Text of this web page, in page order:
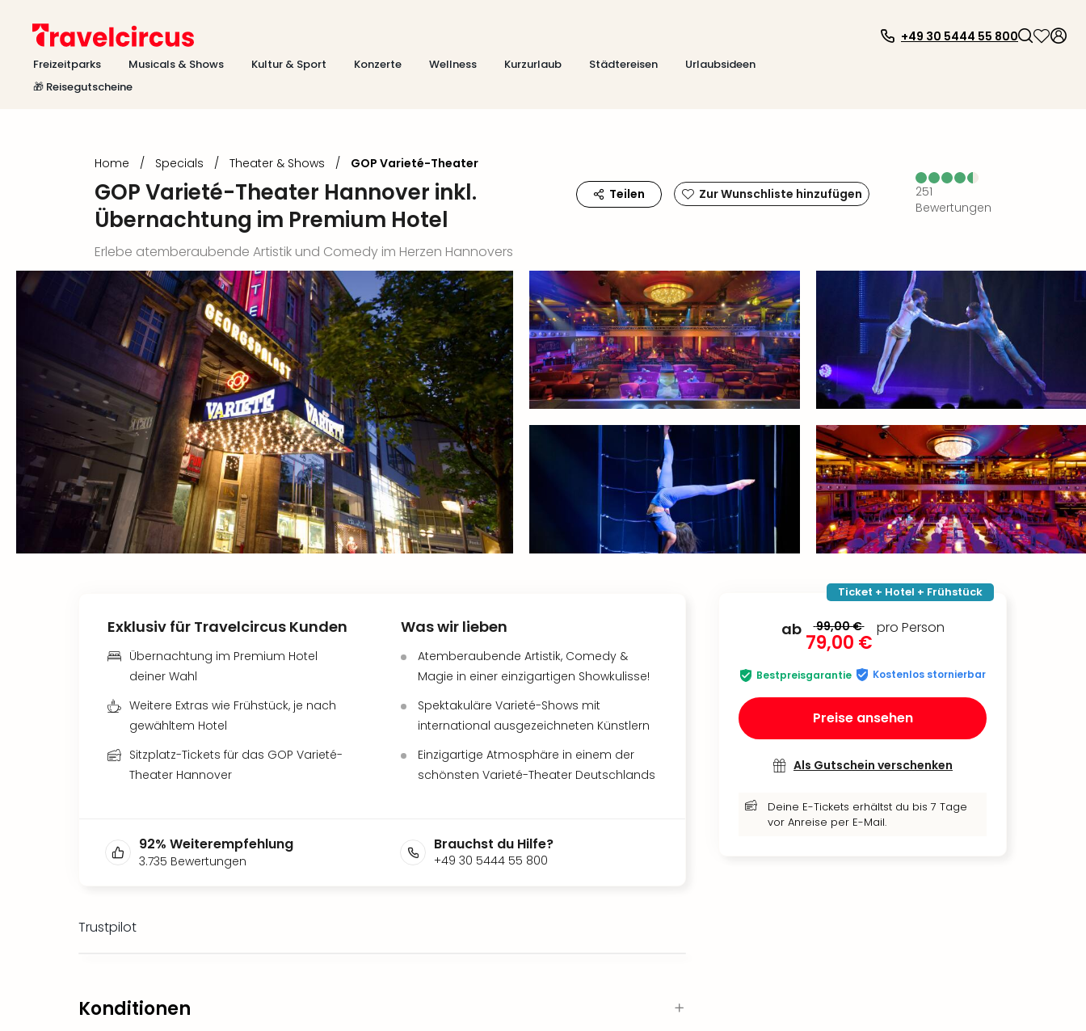
Freizeitparks Musicals & Shows Kultur & Sport Konzerte Wellness Kurzurlaub Städtereisen
Urlaubsideen
🎁 Reisegutscheine
+49 30 5444 55 800
Home / Specials / Theater & Shows / GOP Varieté-Theater
GOP Varieté-Theater Hannover inkl.
Übernachtung im Premium Hotel
Teilen Zur Wunschliste hinzufügen
251
Bewertungen
Erlebe atemberaubende Artistik und Comedy im Herzen Hannovers
Ticket + Hotel + Frühstück
ab 99,00 €
79,00 €
pro Person
Bestpreisgarantie Kostenlos stornierbar
Preise ansehen
Als Gutschein verschenken
Deine E-Tickets erhältst du bis 7 Tage
vor Anreise per E-Mail.
Exklusiv für Travelcircus Kunden
Übernachtung im Premium Hotel
deiner Wahl
Weitere Extras wie Frühstück, je nach
gewähltem Hotel
Sitzplatz-Tickets für das GOP Varieté-
Theater Hannover
Was wir lieben
Atemberaubende Artistik, Comedy &
Magie in einer einzigartigen Showkulisse!
Spektakuläre Varieté-Shows mit
international ausgezeichneten Künstlern
Einzigartige Atmosphäre in einem der
schönsten Varieté-Theater Deutschlands
92% Weiterempfehlung
3.735 Bewertungen
Brauchst du Hilfe?
+49 30 5444 55 800
Trustpilot
Konditionen